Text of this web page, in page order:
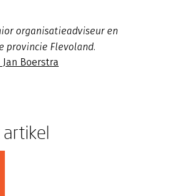
organisatieadviseur en
provincie Flevoland.
Boerstra
artikel